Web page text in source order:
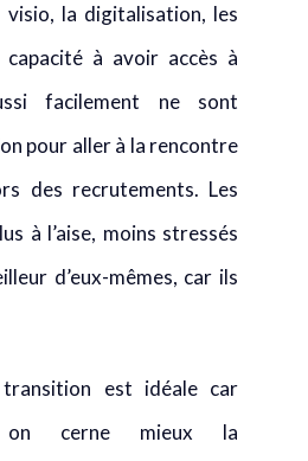
la digitalisation, les
à avoir accès à
facilement ne sont
pour aller à la rencontre
des recrutements. Les
à l’aise, moins stressés
d’eux-mêmes, car ils
est idéale car
on cerne mieux la